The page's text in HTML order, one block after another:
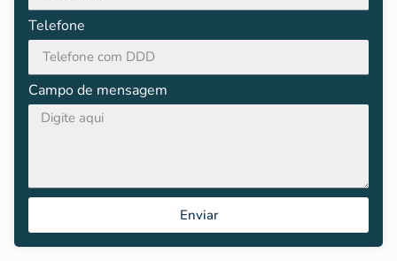
Telefone
Campo de mensagem
Enviar